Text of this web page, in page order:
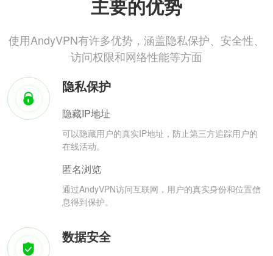
主要的优势
使用AndyVPN有许多优势，涵盖隐私保护、安全性、
访问权限和网络性能等方面
隐私保护
隐藏IP地址
可以隐藏用户的真实IP地址，防止第三方追踪用户的
在线活动。
匿名浏览
通过AndyVPN访问互联网，用户的真实身份和位置信
息得到保护。
数据安全